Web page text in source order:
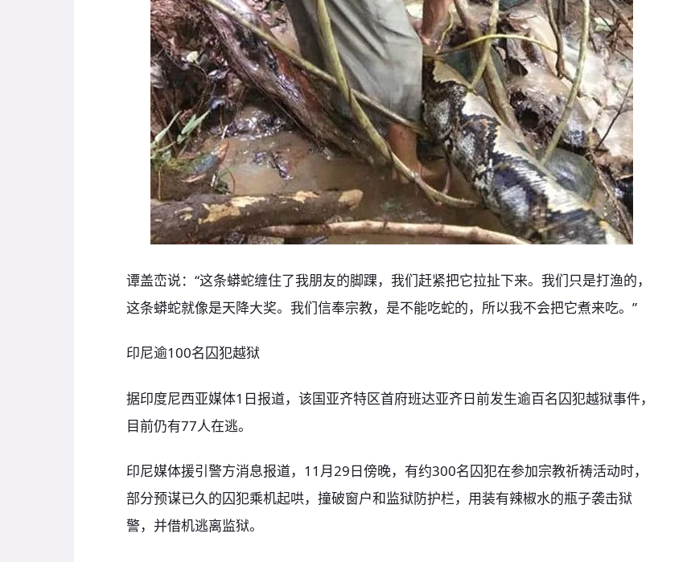
谭盖峦说：“这条蟒蛇缠住了我朋友的脚踝，我们赶紧把它拉扯下来。我们只是打渔的，
这条蟒蛇就像是天降大奖。我们信奉宗教，是不能吃蛇的，所以我不会把它煮来吃。”
印尼逾100名囚犯越狱
据印度尼西亚媒体1日报道，该国亚齐特区首府班达亚齐日前发生逾百名囚犯越狱事件，
目前仍有77人在逃。
印尼媒体援引警方消息报道，11月29日傍晚，有约300名囚犯在参加宗教祈祷活动时，
部分预谋已久的囚犯乘机起哄，撞破窗户和监狱防护栏，用装有辣椒水的瓶子袭击狱
警，并借机逃离监狱。